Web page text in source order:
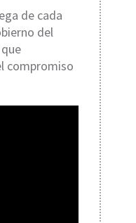
de cada
del
compromiso